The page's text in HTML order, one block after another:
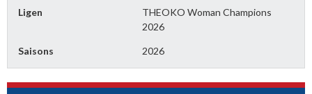
Ligen
THEOKO Woman Champions
2026
Saisons 2026